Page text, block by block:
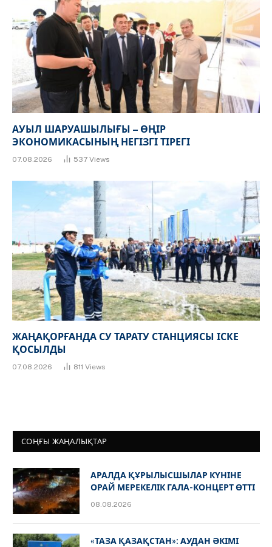
АУЫЛ ШАРУАШЫЛЫҒЫ – ӨҢІР
ЭКОНОМИКАСЫНЫҢ НЕГІЗГІ ТІРЕГІ
07.08.2026 537 Views
ЖАҢАҚОРҒАНДА СУ ТАРАТУ СТАНЦИЯСЫ ІСКЕ
ҚОСЫЛДЫ
07.08.2026 811 Views
СОҢҒЫ ЖАҢАЛЫҚТАР
АРАЛДА ҚҰРЫЛЫСШЫЛАР КҮНІНЕ
ОРАЙ МЕРЕКЕЛІК ГАЛА-КОНЦЕРТ ӨТТІ
08.08.2026
«ТАЗА ҚАЗАҚСТАН»: АУДАН ӘКІМІ